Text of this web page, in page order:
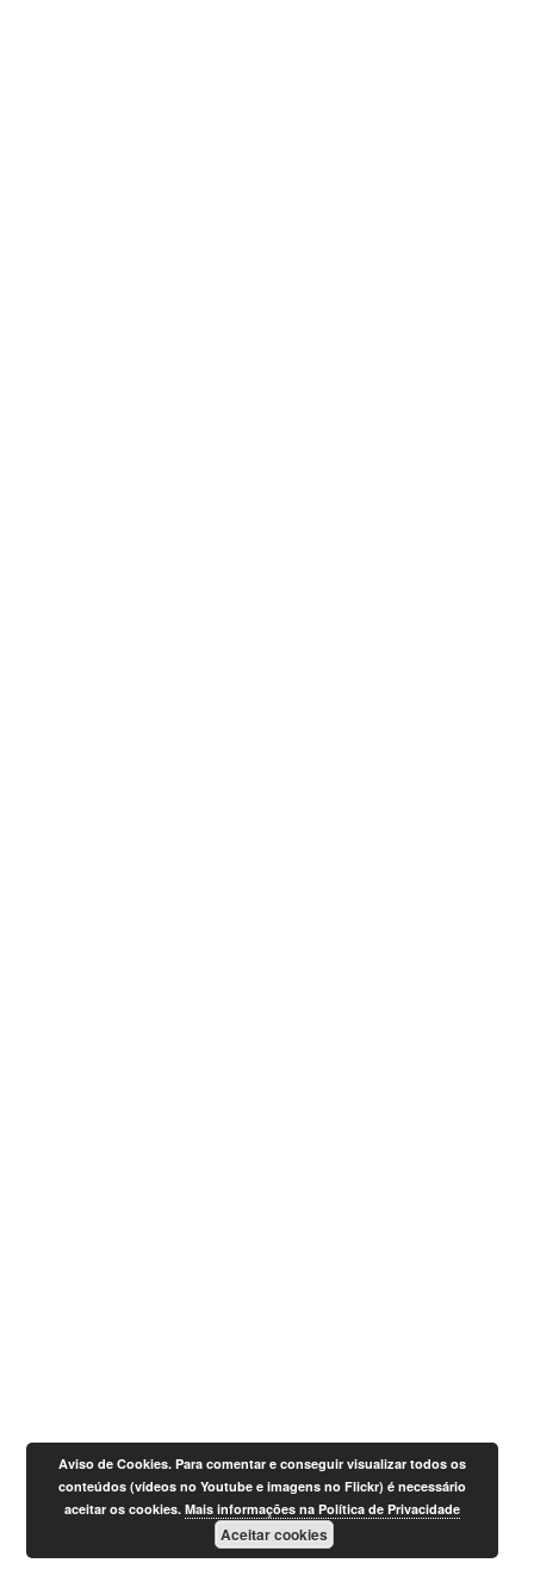
Aviso de Cookies. Para comentar e conseguir visualizar todos os
conteúdos (vídeos no Youtube e imagens no Flickr) é necessário
aceitar os cookies.Mais informações na Política de Privacidade
Aceitar cookies